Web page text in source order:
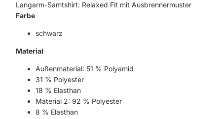
Langarm-Samtshirt: Relaxed Fit mit Ausbrennermuster
Farbe
schwarz
Material
Außenmaterial: 51 % Polyamid
31 % Polyester
18 % Elasthan
Material 2: 92 % Polyester
8 % Elasthan